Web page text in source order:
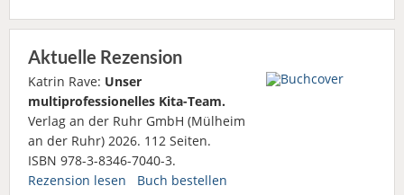
Aktuelle Rezension
Katrin Rave: Unser
multiprofessionelles Kita-Team.
Verlag an der Ruhr GmbH (Mülheim
an der Ruhr) 2026. 112 Seiten.
ISBN 978-3-8346-7040-3.
Rezension lesen
Buch bestellen